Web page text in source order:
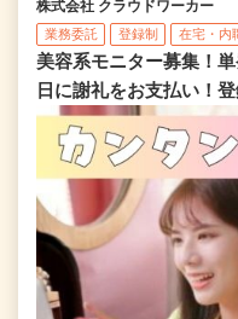
株式会社 クラウドワーカー
業務委託 登録制 在宅・内
美容系モニター募集！
日に謝礼をお支払い！